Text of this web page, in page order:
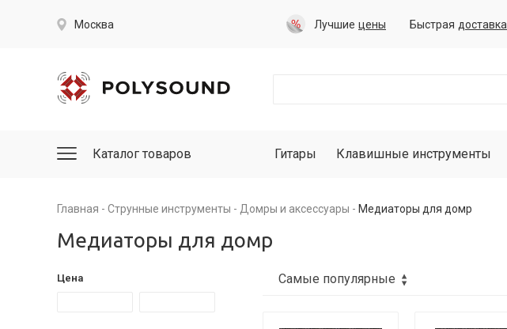
Москва Лучшие цены Быстрая доставка
Каталог товаров Гитары Клавишные инструменты
Главная Струнные инструменты Домры и аксессуары Медиаторы для домр
Медиаторы для домр
Цена